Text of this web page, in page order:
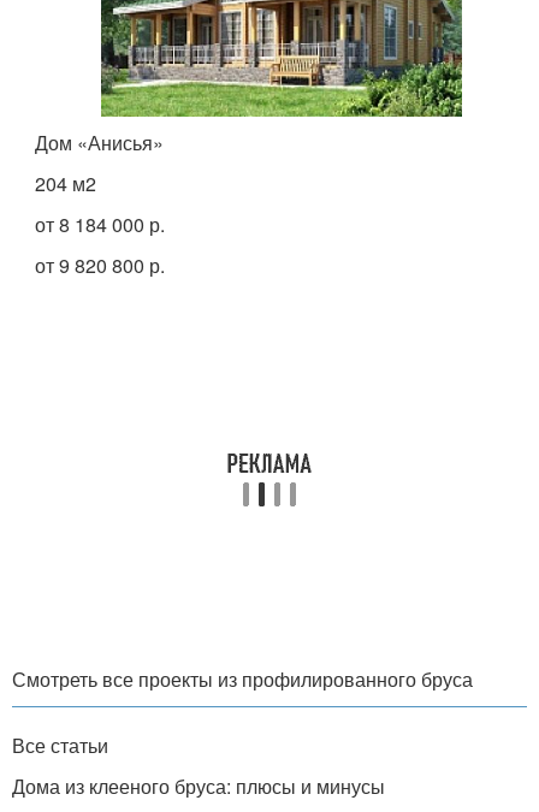
Дом «Анисья»
204 м2
от 8 184 000 р.
от 9 820 800 р.
Смотреть все проекты из профилированного бруса
Все статьи
Дома из клееного бруса: плюсы и минусы